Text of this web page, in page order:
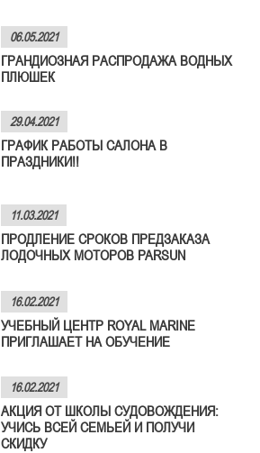
06.05.2021
ГРАНДИОЗНАЯ РАСПРОДАЖА ВОДНЫХ
ПЛЮШЕК
29.04.2021
ГРАФИК РАБОТЫ САЛОНА В
ПРАЗДНИКИ!!
11.03.2021
ПРОДЛЕНИЕ СРОКОВ ПРЕДЗАКАЗА
ЛОДОЧНЫХ МОТОРОВ PARSUN
16.02.2021
УЧЕБНЫЙ ЦЕНТР ROYAL MARINE
ПРИГЛАШАЕТ НА ОБУЧЕНИЕ
16.02.2021
АКЦИЯ ОТ ШКОЛЫ СУДОВОЖДЕНИЯ:
УЧИСЬ ВСЕЙ СЕМЬЕЙ И ПОЛУЧИ
СКИДКУ